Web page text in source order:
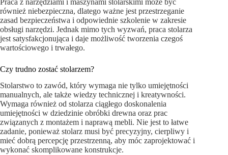
również niebezpieczna, dlatego ważne jest przestrzeganie
zasad bezpieczeństwa i odpowiednie szkolenie w zakresie
obsługi narzędzi. Jednak mimo tych wyzwań, praca stolarza
jest satysfakcjonująca i daje możliwość tworzenia czegoś
wartościowego i trwałego.
Czy trudno zostać stolarzem?
Stolarstwo to zawód, który wymaga nie tylko umiejętności
manualnych, ale także wiedzy technicznej i kreatywności.
Wymaga również od stolarza ciągłego doskonalenia
umiejętności w dziedzinie obróbki drewna oraz prac
związanych z montażem i naprawą mebli. Nie jest to łatwe
zadanie, ponieważ stolarz musi być precyzyjny, cierpliwy i
mieć dobrą percepcję przestrzenną, aby móc zaprojektować i
wykonać skomplikowane konstrukcje.